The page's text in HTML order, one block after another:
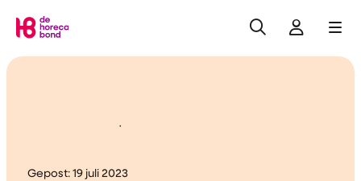
Zoeken
doelpunt!
Gepost: 19 juli 2023